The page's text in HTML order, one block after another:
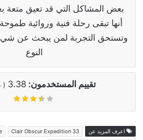
بعض المشاكل التي قد تعيق متعة
أنها تبقى رحلة فنية وروائية
وتستحق التجربة لمن يبحث عن
النوع
تقييم المستخدمون: 3.38
(
اعرف المزيد عن Clair Obscur Expedition 33